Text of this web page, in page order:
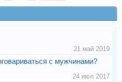
21 май 2019
с мужчинами?
24 июл 2017